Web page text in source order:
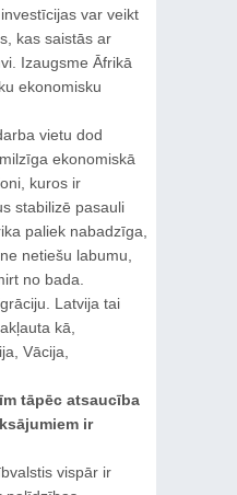
var veikt
kas saistās ar
Izaugsme Āfrikā
ekonomisku
vietu dod
ekonomiskā
kuros ir
stabilizē pasauli
paliek nabadzīga,
netiešu labumu,
no bada.
Latvija tai
kā,
Vācija,
tāpēc atsaucība
ir
vispār ir